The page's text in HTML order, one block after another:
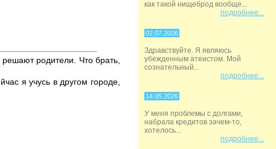
родители. Что брать,
я учусь в другом городе,
как такой нищеброд вообще...
подробнее...
02.07.2026
Здравствуйте. Я являюсь
убежденным атеистом. Мой
сознательный...
подробнее...
14.05.2026
У меня проблемы с долгами,
набрала кредитов зачем-то,
хотелось...
подробнее...